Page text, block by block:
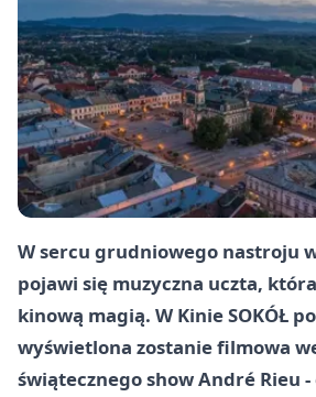
W sercu grudniowego nastroju
pojawi się muzyczna uczta,
kinową magią. W KinieSOKÓŁ
wyświetlona zostanie filmowa
świątecznego show André Rieu -